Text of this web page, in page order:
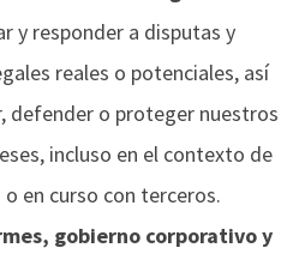
y responder a disputas y
reales o potenciales, así
defender o proteger nuestros
incluso en el contexto de
en curso con terceros.
gobierno corporativo y